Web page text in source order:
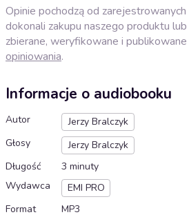
Opinie pochodzą od
dokonali zakupu naszego produktu lub
zbierane, weryfikowane i
opiniowania.
Informacje o audiobooku
Autor
Jerzy Bralczyk
Głosy
Jerzy Bralczyk
Długość
3 minuty
Wydawca
EMI PRO
Format
MP3